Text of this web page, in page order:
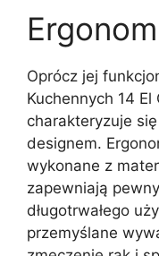
Oprócz jej
Kuchennych 14
charakteryzuje
designem.
wykonane z
zapewniają
długotrwałego
przemyślane